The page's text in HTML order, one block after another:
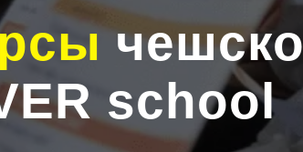
school